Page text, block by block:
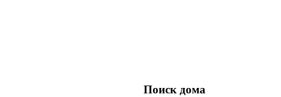
Поиск дома